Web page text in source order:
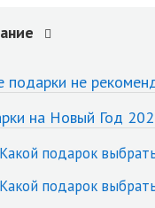
подарки не
на Новый Год
Какой подарок
Какой подарок